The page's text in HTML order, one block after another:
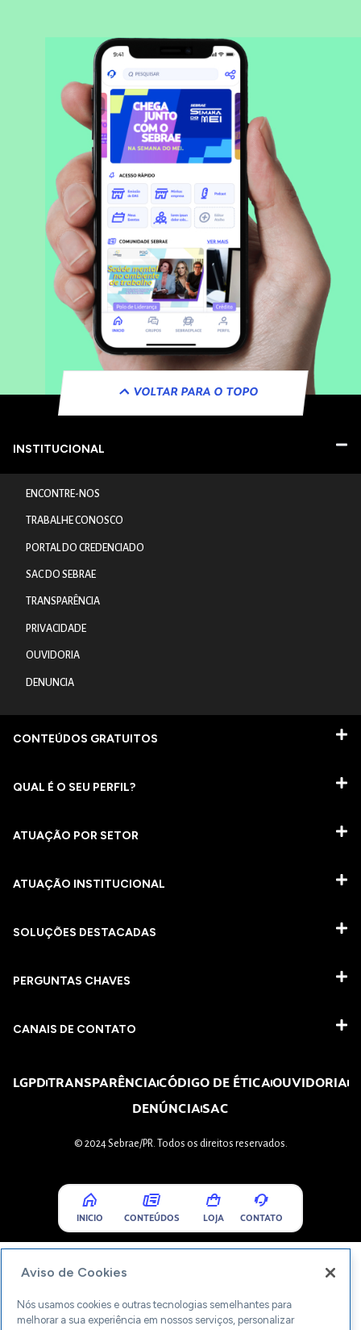
VOLTAR PARA O TOPO
INSTITUCIONAL
ENCONTRE-NOS
TRABALHE CONOSCO
PORTAL DO CREDENCIADO
SAC DO SEBRAE
TRANSPARÊNCIA
PRIVACIDADE
OUVIDORIA
DENUNCIA
CONTEÚDOS GRATUITOS
QUAL É O SEU PERFIL?
ATUAÇÃO POR SETOR
ATUAÇÃO INSTITUCIONAL
SOLUÇÕES DESTACADAS
PERGUNTAS CHAVES​
CANAIS DE CONTATO
LGPDTRANSPARÊNCIACÓDIGO DE ÉTICAOUVIDORIA
DENÚNCIASAC
© 2024 Sebrae/PR. Todos os direitos reservados.
INICIO CONTEÚDOS LOJA CONTATO
Aviso de Cookies
Nós usamos cookies e outras tecnologias semelhantes para
melhorar a sua experiência em nossos serviços, personalizar